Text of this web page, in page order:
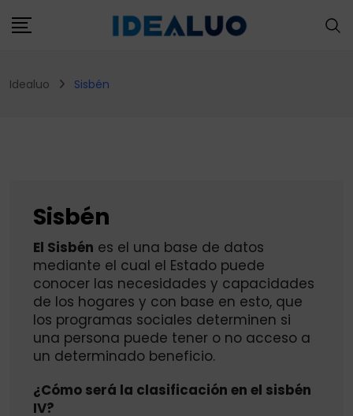
to
Idealuo Sisbén
Sisbén
El Sisbén es el una base de datos
mediante el cual el Estado puede
conocer las necesidades y capacidades
de los hogares y con base en esto, que
los programas sociales determinen si
una persona puede tener o no acceso a
un determinado beneficio.
¿Cómo será la clasificación en el sisbén
IV?